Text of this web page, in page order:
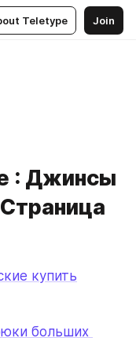
Teletype Join
: Джинсы
купить
больших